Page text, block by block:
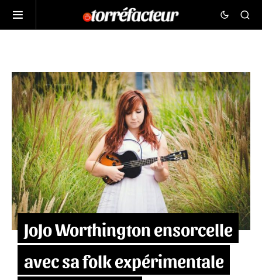
JoJo Worthington ensorcelle
avec sa folk expérimentale